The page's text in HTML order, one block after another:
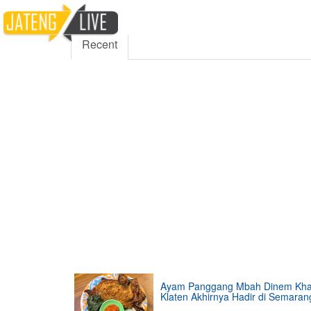
5000 Fans
Recent
Ayam Panggang Mbah Dinem
Klaten Akhirnya Hadir di